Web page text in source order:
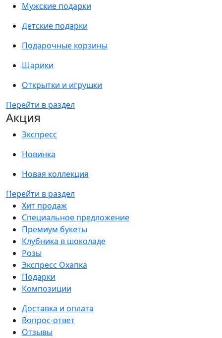
Мужские подарки
Детские подарки
Подарочные корзины
Шарики
Открытки и игрушки
Перейти в раздел
Акция
Экспресс
Новинка
Новая коллекция
Перейти в раздел
Хит продаж
Специальное предложение
Премиум букеты
Клубника в шоколаде
Розы
Экспресс Охапка
Подарки
Композиции
Доставка и оплата
Вопрос-ответ
Отзывы